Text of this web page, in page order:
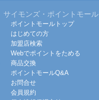
サイモンズ・ポイントモール
ポイントモールトップ
はじめての方
加盟店検索
Webでポイントをためる
商品交換
ポイントモールQ&A
お問合せ
会員規約